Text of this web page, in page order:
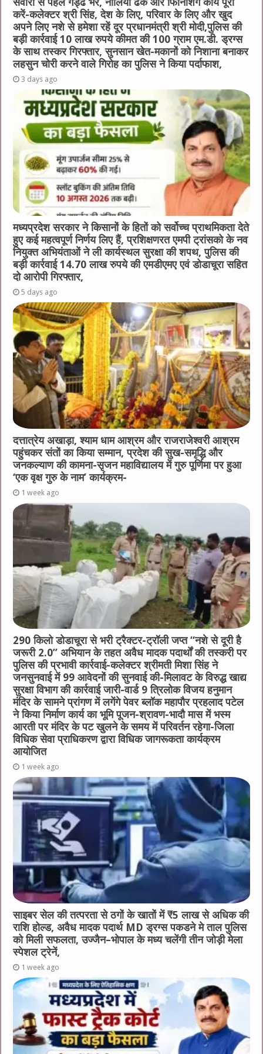
सवारी से पहले गड्ढे भरें, नालियाँ ढँकें और फिनिशिंग कार्य पूरा
करें-कलेक्टर श्री सिंह, देश के लिए, परिवार के लिए और खुद
अपने लिए नशे से हमेशा रहें दूर प्रधानमंत्री श्री मोदी,पुलिस की
बड़ी कार्रवाई 10 लाख रुपये कीमत की 100 ग्राम एम.डी. ड्रग्स
के साथ तस्कर गिरफ्तार, सुनसान खेत-मकानों को निशाना बनाकर
लहसुन चोरी करने वाले गिरोह का पुलिस ने किया पर्दाफाश,
3 days ago
मध्यप्रदेश सरकार ने किसानों के हितों को सर्वोच्च प्राथमिकता देते
हुए कई महत्वपूर्ण निर्णय लिए हैं, प्रशिक्षणरत एमपी ट्रांसको के नव
नियुक्त अभियंताओं ने ली कार्यस्थल सुरक्षा की शपथ, पुलिस की
बड़ी कार्रवाई 14.70 लाख रुपये की एमडीएमए एवं डोडाचूरा सहित
दो आरोपी गिरफ्तार,
5 days ago
दत्तात्रेय अखाड़ा, श्याम धाम आश्रम और राजराजेश्वरी आश्रम
पहुंचकर संतों का किया सम्मान, प्रदेश की सुख-समृद्धि और
जनकल्याण की कामना-सृजन महाविद्यालय में गुरु पूर्णिमा पर हुआ
‘एक वृक्ष गुरु के नाम’ कार्यक्रम-
1 week ago
290 किलो डोडाचूरा से भरी ट्रैक्टर-ट्रॉली जप्त “नशे से दूरी है
जरूरी 2.0” अभियान के तहत अवैध मादक पदार्थों की तस्करी पर
पुलिस की प्रभावी कार्रवाई-कलेक्टर श्रीमती मिशा सिंह ने
जनसुनवाई में 99 आवेदनों की सुनवाई की-मिलावट के विरुद्ध खाद्य
सुरक्षा विभाग की कार्रवाई जारी-वार्ड 9 त्रिलोक विजय हनुमान
मंदिर के सामने प्रांगण में लगेंगे पेवर ब्लॉक महापौर प्रहलाद पटेल
ने किया निर्माण कार्य का भूमि पूजन-श्रावण-भादौ मास में भस्म
आरती पर मंदिर के पट खुलने के समय में परिवर्तन रहेगा-जिला
विधिक सेवा प्राधिकरण द्वारा विधिक जागरूकता कार्यक्रम
आयोजित
1 week ago
साइबर सेल की तत्परता से ठगों के खातों में ₹5 लाख से अधिक की
राशि होल्ड, अवैध मादक पदार्थ MD ड्रग्स पकडने मे ताल पुलिस
को मिली सफलता, उज्जैन–भोपाल के मध्य चलेंगी तीन जोड़ी मेला
स्पेशल ट्रेनें,
1 week ago